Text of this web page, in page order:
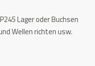
Lager oder Buchsen
Wellen richten usw.